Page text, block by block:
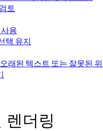
토
용
택 유지
래된 텍스트 또는 잘못된
렌더링